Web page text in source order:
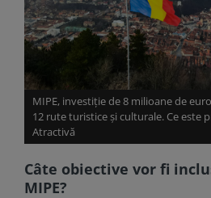
MIPE, investiție de 8 milioane de
12 rute turistice și culturale. Ce este
Atractivă
Câte obiective vor fi
MIPE?